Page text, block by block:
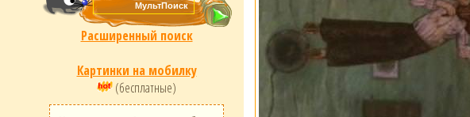
Расширенный поиск
Картинки на мобилку
(бесплатные)